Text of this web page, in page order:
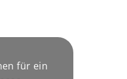
für ein